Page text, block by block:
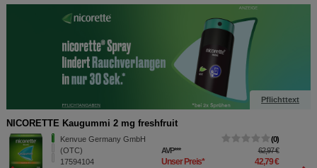
Pflichttext
NICORETTE Kaugummi 2 mg freshfruit
Kenvue Germany GmbH
(OTC)
17594104
0
AVP*** 62,97 €
Unser Preis* 42,79 €